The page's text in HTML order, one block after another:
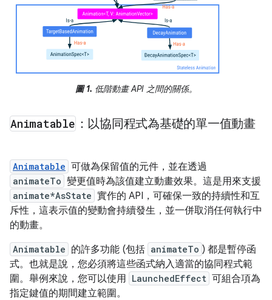
圖 1. 低階動畫 API 之間的關係。
Animatable ：以協同程式為基礎的單一值動畫
Animatable 可做為保留值的元件，並在透過
animateTo 變更值時為該值建立動畫效果。這是用來支援
animate*AsState 實作的 API，可確保一致的持續性和互
斥性，這表示值的變動會持續發生，並一併取消任何執行中
的動畫。
Animatable 的許多功能 (包括 animateTo ) 都是暫停函
式。也就是說，您必須將這些函式納入適當的協同程式範
圍。舉例來說，您可以使用 LaunchedEffect 可組合項為
指定鍵值的期間建立範圍。